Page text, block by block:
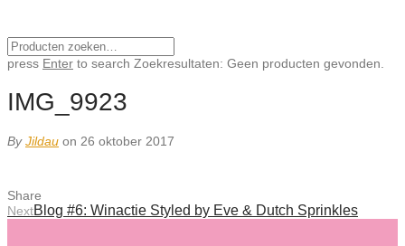
press Enter to search Zoekresultaten: Geen producten gevonden.
IMG_9923
ByJildau on 26 oktober 2017
Share
NextBlog #6: Winactie Styled by Eve & Dutch Sprinkles